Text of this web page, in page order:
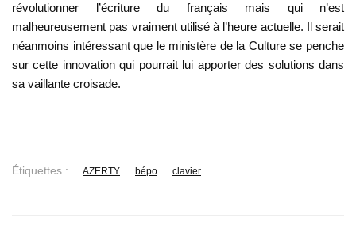
révolutionner l’écriture du français mais qui n’est
malheureusement pas vraiment utilisé à l’heure actuelle. Il serait
néanmoins intéressant que le ministère de la Culture se penche
sur cette innovation qui pourrait lui apporter des solutions dans
sa vaillante croisade.
Étiquettes : AZERTY bépo clavier